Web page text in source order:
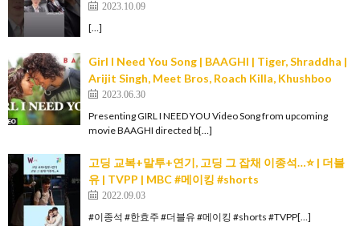
2023.10.09
[…]
Girl I Need You Song | BAAGHI | Tiger, Shraddha |
Arijit Singh, Meet Bros, Roach Killa, Khushboo
2023.06.30
Presenting GIRL I NEED YOU Video Song from upcoming
movie BAAGHI directed b[…]
고딩 교복+말투+연기, 고딩 그 잡채 이종석…⭐ | 더블
유 | TVPP | MBC #메이킹 #shorts
2022.09.03
#이종석 #한효주 #더블유 #메이킹 #shorts #TVPP[…]